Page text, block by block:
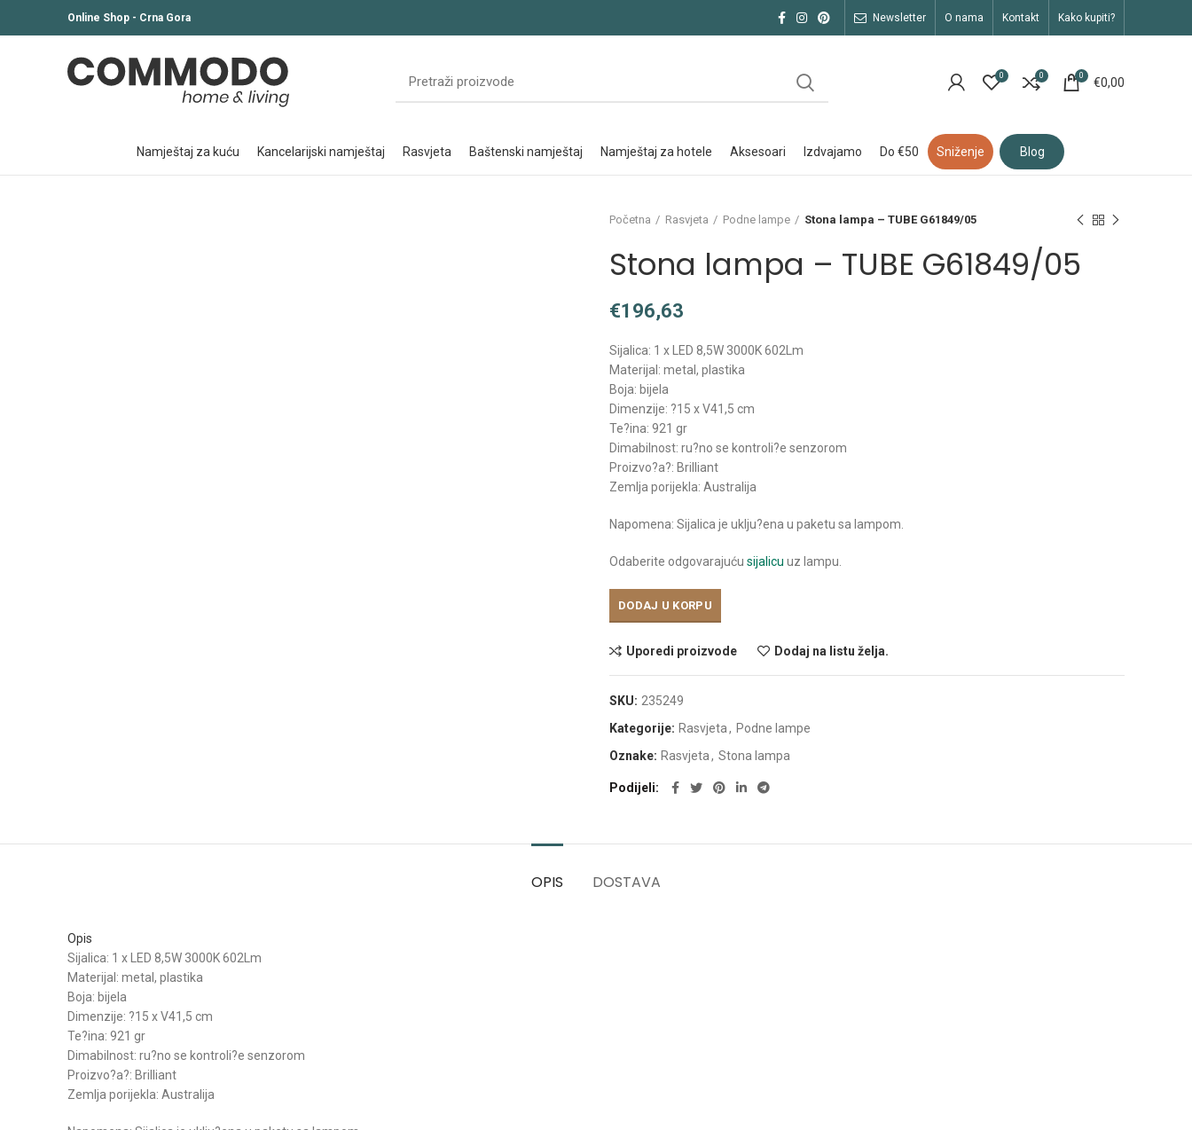
Online Shop - Crna Gora newsletter o nama kontakt kako kupiti?
0 0 0 €0,00
namještaj za kuću kancelarijski namještaj rasvjeta baštenski namještaj namještaj za hotele aksesoari izdvajamo do €50 sniženje blog
Početna Rasvjeta Podne lampe Stona lampa – TUBE G61849/05
Stona lampa – TUBE G61849/05
€
Sijalica: 1 x LED 8,5W 3000K 602Lm
Materijal: metal, plastika
Boja: bijela
Dimenzije: ?15 x V41,5 cm
Te?ina: 921 gr
Dimabilnost: ru?no se kontroli?e senzorom
Proizvo?a?: Brilliant
Zemlja porijekla: Australija
Napomena: Sijalica je uklju?ena u paketu sa lampom.
Odaberite odgovarajuću sijalicu uz lampu.
DODAJ U KORPU
Uporedi proizvode Dodaj na listu želja.
SKU: 235249
Kategorije: Rasvjeta, Podne lampe
Oznake: Rasvjeta, Stona lampa
Podijeli
OPIS DOSTAVA
Opis
Sijalica: 1 x LED 8,5W 3000K 602Lm
Materijal: metal, plastika
Boja: bijela
Dimenzije: ?15 x V41,5 cm
Te?ina: 921 gr
Dimabilnost: ru?no se kontroli?e senzorom
Proizvo?a?: Brilliant
Zemlja porijekla: Australija